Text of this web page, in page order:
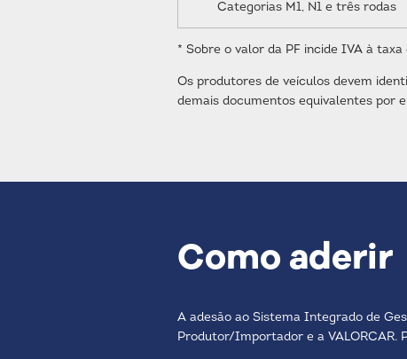
Categorias M1, N1 e três rodas
* Sobre o valor da PF incide IVA à taxa
Os produtores de veículos devem
demais documentos equivalentes por
Como aderir
A adesão ao Sistema Integrado de
Produtor/Importador e a VALORCAR.